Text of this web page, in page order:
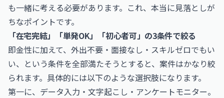
も一緒に考える必要があります。これ、本当に見落としが
ちなポイントです。
「在宅完結」「単発OK」「初心者可」の3条件で絞る
即金性に加えて、外出不要・面接なし・スキルゼロでもい
い、という条件を全部満たそうとすると、案件はかなり絞
られます。具体的には以下のような選択肢になります。
第一に、データ入力・文字起こし・アンケートモニター。